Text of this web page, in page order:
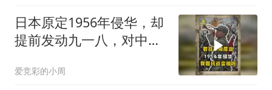
日本原定1956年侵华，却
提前发动九一八，对中国
爱竞彩的小周